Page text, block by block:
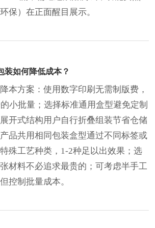
保）在正面醒目展示。
装如何降低成本？
本方案：使用数字印刷无需制版费，
小批量；选择标准通用盒型避免定制
开式结构用户自行折叠组装节省仓储
品共用相同包装盒型通过不同标签或
殊工艺种类，1-2种足以出效果；选
材料不必追求最贵的；可考虑半手工
控制批量成本。